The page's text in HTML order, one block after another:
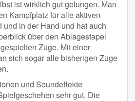
ist wirklich gut gelungen. Man
Kampfplatz für alle aktiven
und in der Hand und hat auch
über den Ablagestapel
Züge. Mit einer
sich sogar alle bisherigen Züge
und Soundeffekte
sehr gut. Die